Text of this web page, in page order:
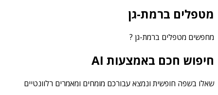
מטפלים ברמת-גן
מחפשים מטפלים ברמת-גן ?
חיפוש חכם באמצעות AI
שאלו בשפה חופשית ונמצא עבורכם מומחים ומאמרים רלוונטיים